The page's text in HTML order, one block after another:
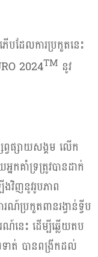
ដែលការប្រកួតនេះ
2024TM នូវ
សព្វផ្សាយសង្គម លើក
កគាំទ្រត្រូវបានដាក់
វិញនូវរូបភាព
រណ៍ប្រកួតពានរង្វាន់ទ្វីប
ណ៍នេះ ដើម្បីឆ្លើយតប
ត់ បានពង្រីកដល់